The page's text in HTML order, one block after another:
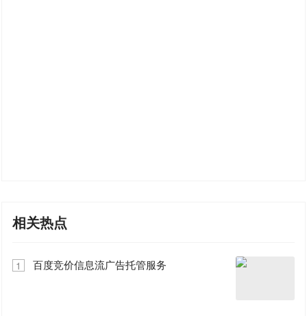
相关热点
1 百度竞价信息流广告托管服务